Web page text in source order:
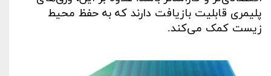
پلیمری قابلیت بازیافت دارند که به حفظ محیط
زیست کمک می‌کند.